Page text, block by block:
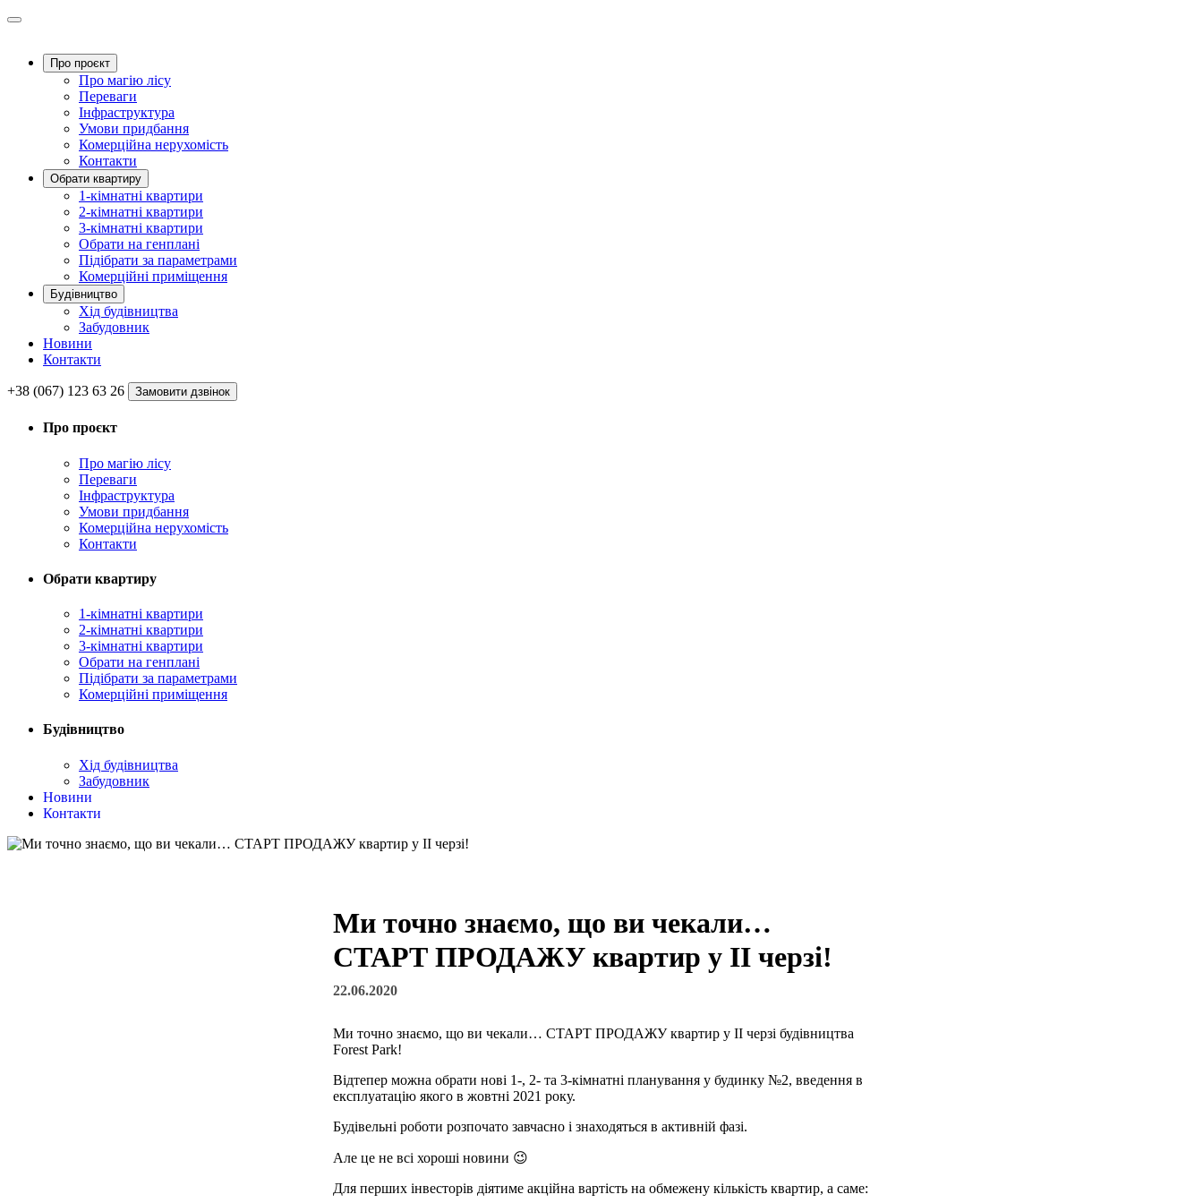
Про проєкт
Про магію ліcу
Переваги
Інфраструктура
Умови придбання
Комерційна нерухомість
Контакти
Обрати квартиру
1-кімнатні квартири
2-кімнатні квартири
3-кімнатні квартири
Обрати на генплані
Підібрати за параметрами
Комерційні приміщення
Будівництво
Хід будівництва
Забудовник
Новини
Контакти
+38 (067) 123 63 26 Замовити дзвінок
Про проєкт
Про магію ліcу
Переваги
Інфраструктура
Умови придбання
Комерційна нерухомість
Контакти
Обрати квартиру
1-кімнатні квартири
2-кімнатні квартири
3-кімнатні квартири
Обрати на генплані
Підібрати за параметрами
Комерційні приміщення
Будівництво
Хід будівництва
Забудовник
Новини
Контакти
Ми точно знаємо, що ви чекали…
СТАРТ ПРОДАЖУ квартир у ІІ черзі!
22.06.2020
Ми точно знаємо, що ви чекали… СТАРТ ПРОДАЖУ квартир у ІІ черзі будівництва
Forest Park!
Відтепер можна обрати нові 1-, 2- та 3-кімнатні планування у будинку №2, введення в
експлуатацію якого в жовтні 2021 року.
Будівельні роботи розпочато завчасно і знаходяться в активній фазі.
Але це не всі хороші новини 😉
Для перших інвесторів діятиме акційна вартість на обмежену кількість квартир, а саме: